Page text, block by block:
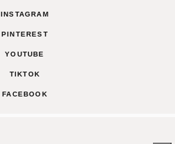
INSTAGRAM
PINTEREST
YOUTUBE
TIKTOK
FACEBOOK